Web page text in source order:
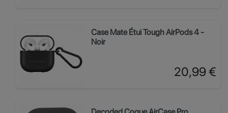
Case Mate Étui Tough AirPods 4 -
Noir
Prix
20,99 €